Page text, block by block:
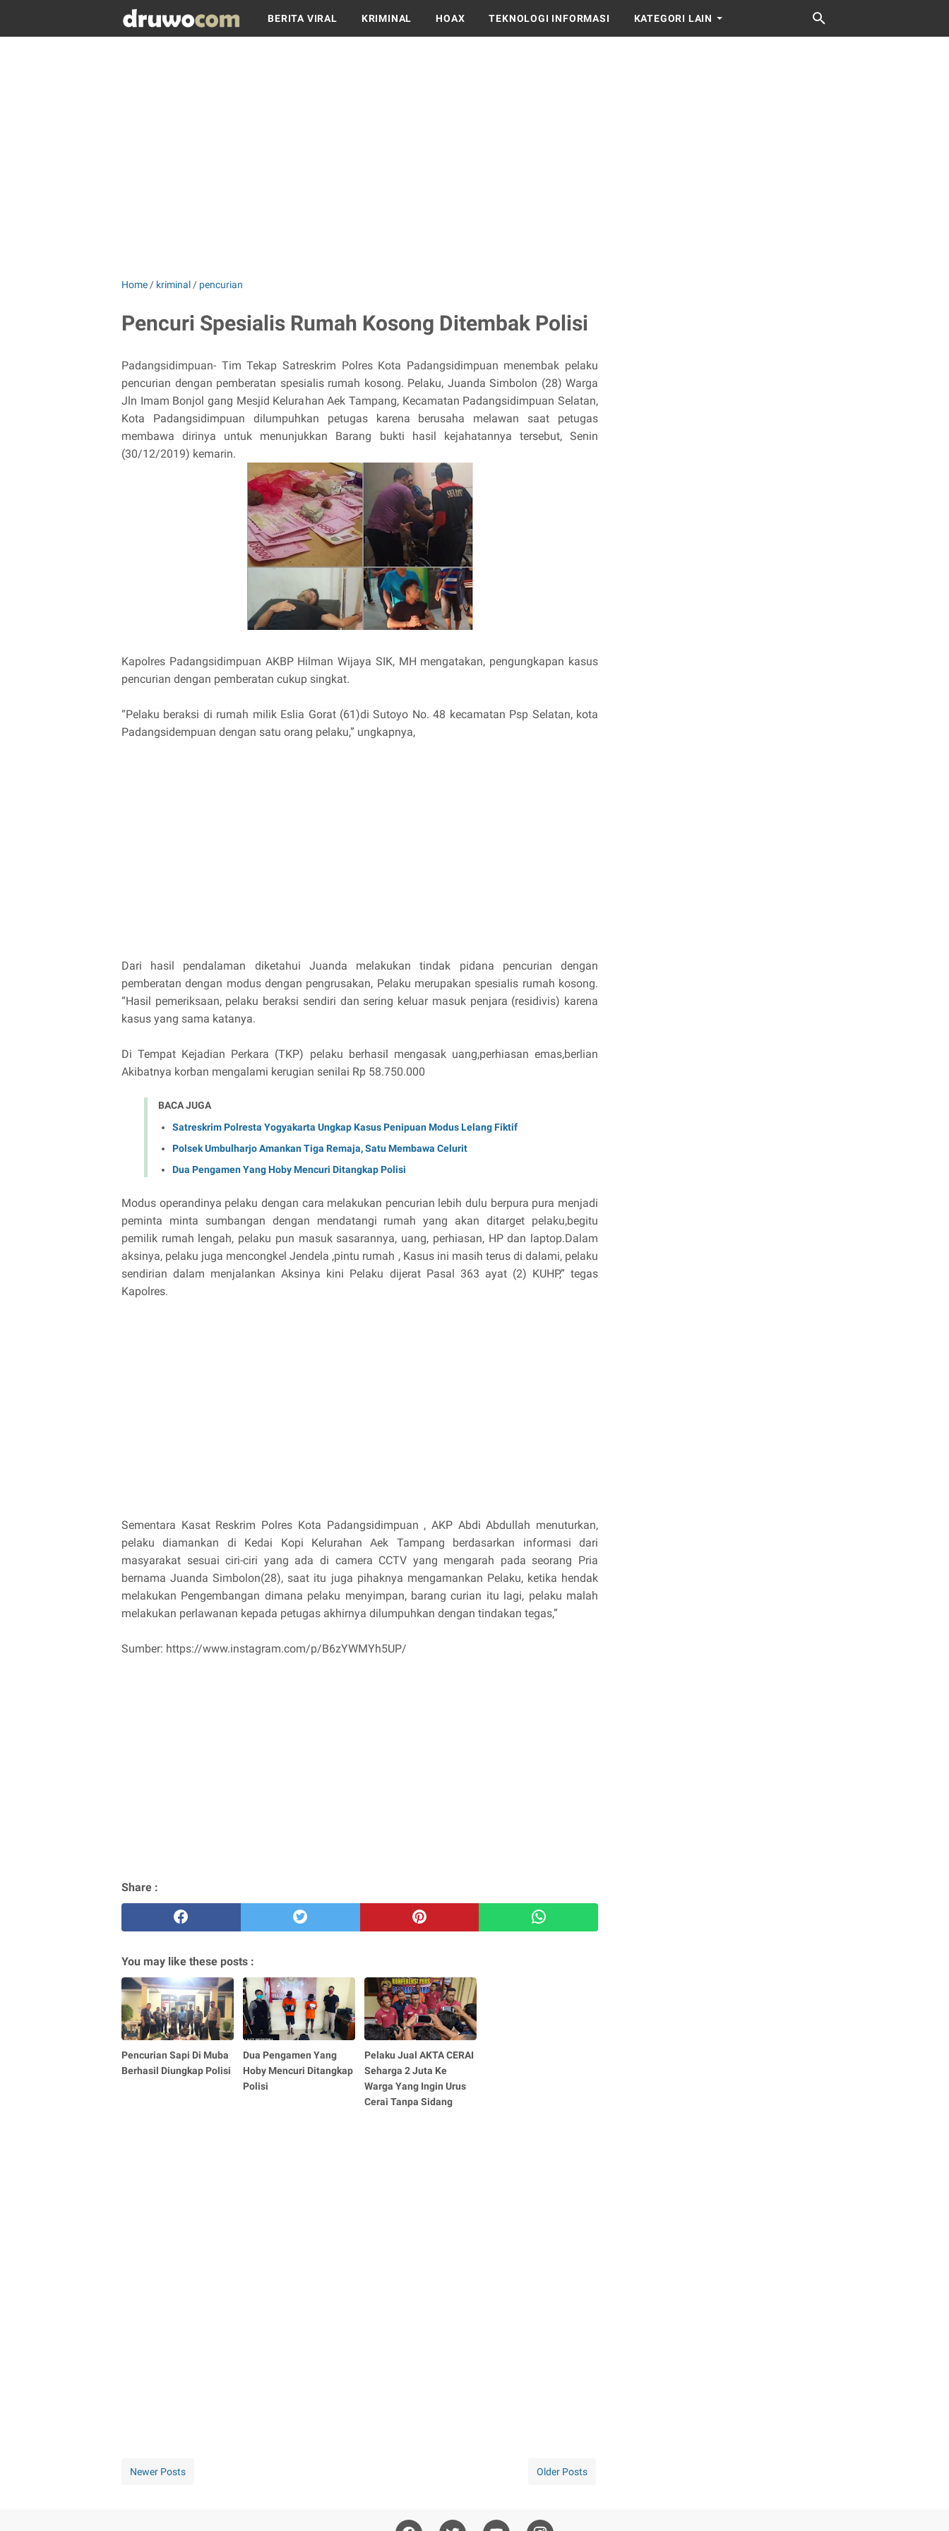
BERITA VIRAL KRIMINAL HOAX TEKNOLOGI INFORMASI KATEGORI LAIN
Home / kriminal / pencurian
Pencuri Spesialis Rumah Kosong Ditembak Polisi
Padangsidimpuan- Tim Tekap Satreskrim Polres Kota Padangsidimpuan menembak pelaku
pencurian dengan pemberatan spesialis rumah kosong. Pelaku, Juanda Simbolon (28) Warga
Jln Imam Bonjol gang Mesjid Kelurahan Aek Tampang, Kecamatan Padangsidimpuan Selatan,
Kota Padangsidimpuan dilumpuhkan petugas karena berusaha melawan saat petugas
membawa dirinya untuk menunjukkan Barang bukti hasil kejahatannya tersebut, Senin
(30/12/2019) kemarin.
Kapolres Padangsidimpuan AKBP Hilman Wijaya SIK, MH mengatakan, pengungkapan kasus
pencurian dengan pemberatan cukup singkat.
“Pelaku beraksi di rumah milik Eslia Gorat (61)di Sutoyo No. 48 kecamatan Psp Selatan, kota
Padangsidempuan dengan satu orang pelaku,” ungkapnya,
Dari hasil pendalaman diketahui Juanda melakukan tindak pidana pencurian dengan
pemberatan dengan modus dengan pengrusakan, Pelaku merupakan spesialis rumah kosong.
“Hasil pemeriksaan, pelaku beraksi sendiri dan sering keluar masuk penjara (residivis) karena
kasus yang sama katanya.
Di Tempat Kejadian Perkara (TKP) pelaku berhasil mengasak uang,perhiasan emas,berlian
Akibatnya korban mengalami kerugian senilai Rp 58.750.000
BACA JUGA
Satreskrim Polresta Yogyakarta Ungkap Kasus Penipuan Modus Lelang Fiktif
Polsek Umbulharjo Amankan Tiga Remaja, Satu Membawa Celurit
Dua Pengamen Yang Hoby Mencuri Ditangkap Polisi
Modus operandinya pelaku dengan cara melakukan pencurian lebih dulu berpura pura menjadi
peminta minta sumbangan dengan mendatangi rumah yang akan ditarget pelaku,begitu
pemilik rumah lengah, pelaku pun masuk sasarannya, uang, perhiasan, HP dan laptop.Dalam
aksinya, pelaku juga mencongkel Jendela ,pintu rumah , Kasus ini masih terus di dalami, pelaku
sendirian dalam menjalankan Aksinya kini Pelaku dijerat Pasal 363 ayat (2) KUHP,” tegas
Kapolres.
Sementara Kasat Reskrim Polres Kota Padangsidimpuan , AKP Abdi Abdullah menuturkan,
pelaku diamankan di Kedai Kopi Kelurahan Aek Tampang berdasarkan informasi dari
masyarakat sesuai ciri-ciri yang ada di camera CCTV yang mengarah pada seorang Pria
bernama Juanda Simbolon(28), saat itu juga pihaknya mengamankan Pelaku, ketika hendak
melakukan Pengembangan dimana pelaku menyimpan, barang curian itu lagi, pelaku malah
melakukan perlawanan kepada petugas akhirnya dilumpuhkan dengan tindakan tegas,”
Sumber: https://www.instagram.com/p/B6zYWMYh5UP/
Share :
You may like these posts :
Pencurian Sapi Di Muba
Berhasil Diungkap Polisi
Dua Pengamen Yang
Hoby Mencuri Ditangkap
Polisi
Pelaku Jual AKTA CERAI
Seharga 2 Juta Ke
Warga Yang Ingin Urus
Cerai Tanpa Sidang
Newer Posts Older Posts